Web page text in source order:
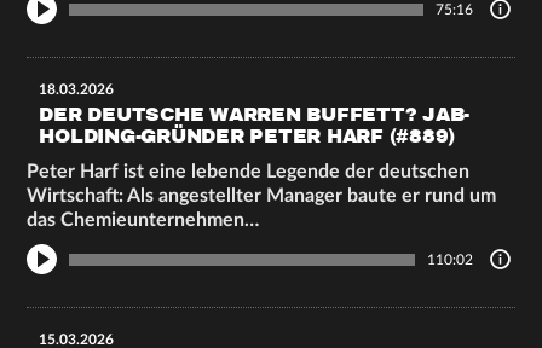
75:16
18.03.2026
DER DEUTSCHE WARREN BUFFETT? JAB-
HOLDING-GRÜNDER PETER HARF (#889)
Peter Harf ist eine lebende Legende der deutschen
Wirtschaft: Als angestellter Manager baute er rund um
das Chemieunternehmen…
110:02
15.03.2026